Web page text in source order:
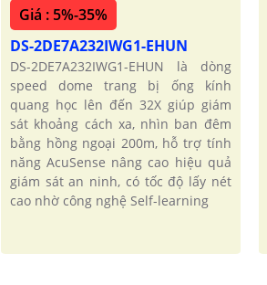
Giá : 5%-35%
DS-2DE7A232IWG1-EHUN
DS-2DE7A232IWG1-EHUN là dòng
speed dome trang bị ống kính
quang học lên đến 32X giúp giám
sát khoảng cách xa, nhìn ban đêm
bằng hồng ngoại 200m, hỗ trợ tính
năng AcuSense nâng cao hiệu quả
giám sát an ninh, có tốc độ lấy nét
cao nhờ công nghệ Self-learning